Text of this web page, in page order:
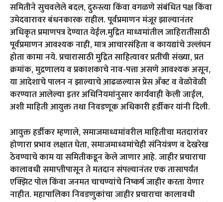
समितीने सुचवलेले बदल, दुरुस्त्या किंवा वगळणे संबंधित पक्ष किंवा
उमेदवारावर बंधनकारक राहील. पूर्वप्रमाणन मंजूर झाल्यानंतर
अधिकृत प्रमाणपत्र देण्यात येईल.मुद्रित माध्यमांतील जाहिरातींसाठी
पूर्वप्रमाणन आवश्यक नाही, मात्र आचारसंहिता व कायद्यांचे उल्लंघन
होता कामा नये. प्रचारासाठी मुद्रित साहित्यावर प्रतींची संख्या, प्रत
क्रमांक, मुद्रणालय व प्रकाशकाचे नाव-पत्ता असणे आवश्यक असून,
या आदेशाचे पालन न झाल्याचे आढळल्यास प्रेस अँक्ट व वेळोवेळी
करण्यात आलेल्या इतर अधिनियमांनुसार कार्यवाही केली जाईल,
अशी माहिती आयुक्त तथा निवडणूक अधिकारी हर्डीकर यांनी दिली.
आयुक्त हर्डीकर म्हणाले, समाजमाध्यमांवरील माहितीचा मतदारांवर
होणारा प्रभाव लक्षात घेता, समाजमाध्यमांचेही संनियंत्रण व देखरेख
ठेवण्याचे काम या समितीकडून केले जाणार आहे. जाहीर प्रचाराचा
कालावधी समाप्तीपासून ते मतदान संपल्यानंतर एक तासापर्यंत
एक्झिट पोल किंवा जनमत चाचण्यांचे निष्कर्ष जाहीर करता येणार
नाहीत. महापालिका निवडणुकांचा जाहीर प्रचाराचा कालावधी